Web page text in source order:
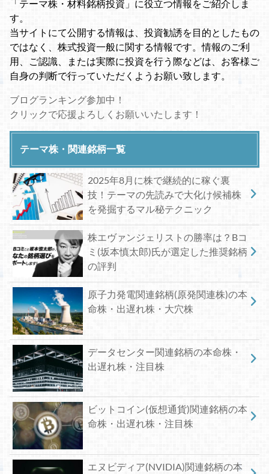
「テーマ株・材料銘柄投資」に役立つ情報をご紹介しま
す。
当サイトにて公開する情報は、投資勧誘を目的としたもの
ではなく、株式投資一般に関する情報です。情報のご利
用、ご認識、または実際に投資を行う際などは、お客様ご
自身の判断で行っていただくようお願い致します。
ブログランキング参加中！
クリックで応援よろしくお願いいたします！
テーマ株・関連銘柄一覧
2025年8月に株で継続的に稼ぐ裏
技！テーマの先読みで大化け候補株
を発掘するマル秘テクニック
株エヴァンジェリストの勝率は？Bコ
ミ(坂本慎太郎)氏が選定した推奨銘柄
の評判
原子力発電関連銘柄(原発関連株)の本
命株・出遅れ株・大穴株
データセンター関連銘柄の本命株・
出遅れ株・注目株
ビットコイン(仮想通貨)関連銘柄の本
命株・出遅れ株・注目株
エヌビディア(NVIDIA)関連銘柄の本